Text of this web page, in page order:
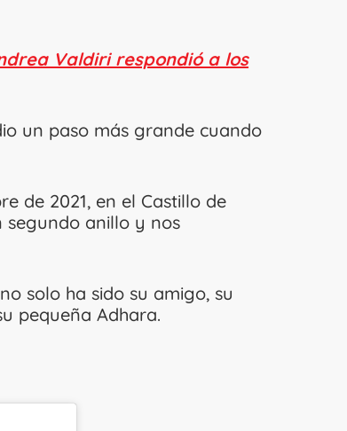
Valdiri respondió a los
un paso más grande cuando
de 2021, en el Castillo de
segundo anillo y nos
solo ha sido su amigo, su
pequeña Adhara.